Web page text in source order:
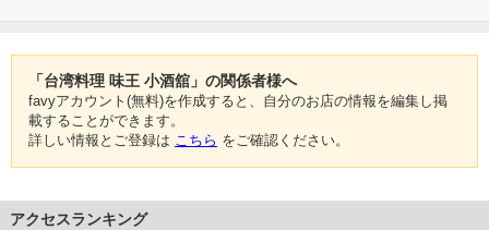
「台湾料理 味王 小酒舘」の関係者様へ
favyアカウント(無料)を作成すると、自分のお店の情報を編集し掲
載することができます。
詳しい情報とご登録は こちら をご確認ください。
アクセスランキング